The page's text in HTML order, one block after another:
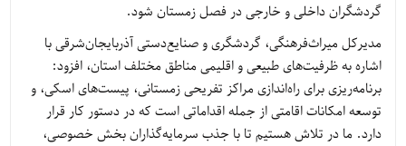
گردشگران داخلی و خارجی در فصل زمستان شود.
مدیرکل میراث‌فرهنگی، گردشگری و صنایع‌دستی آذربایجان‌شرقی با
اشاره به ظرفیت‌های طبیعی و اقلیمی مناطق مختلف استان، افزود:
برنامه‌ریزی برای راه‌اندازی مراکز تفریحی زمستانی، پیست‌های اسکی، و
توسعه امکانات اقامتی از جمله اقداماتی است که در دستور کار قرار
دارد. ما در تلاش هستیم تا با جذب سرمایه‌گذاران بخش خصوصی،